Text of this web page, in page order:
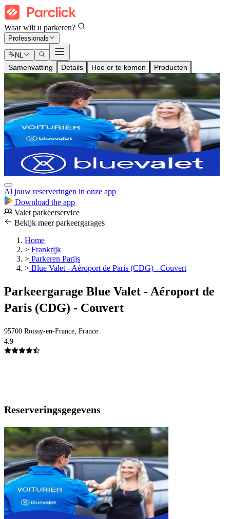
Waar wilt u parkeren?
Professionals
NL
Samenvatting Details Hoe er te komen Producten
Al jouw reserveringen in onze app
Download the app
Valet parkeerservice
Bekijk meer parkeergarages
Home
> Frankrijk
> Parkeren Parijs
> Blue Valet - Aéroport de Paris (CDG) - Couvert
Parkeergarage Blue Valet - Aéroport de
Paris (CDG) - Couvert
95700 Roissy-en-France, France
4.9
Reserveringsgegevens